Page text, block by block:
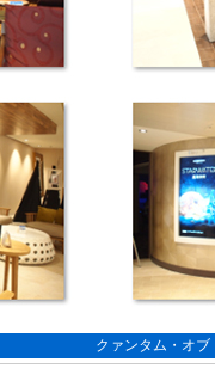
クァンタム・オブ